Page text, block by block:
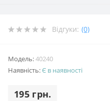
Відгуки: (0)
Модель:40240
Наявність:Є в наявності
195 грн.